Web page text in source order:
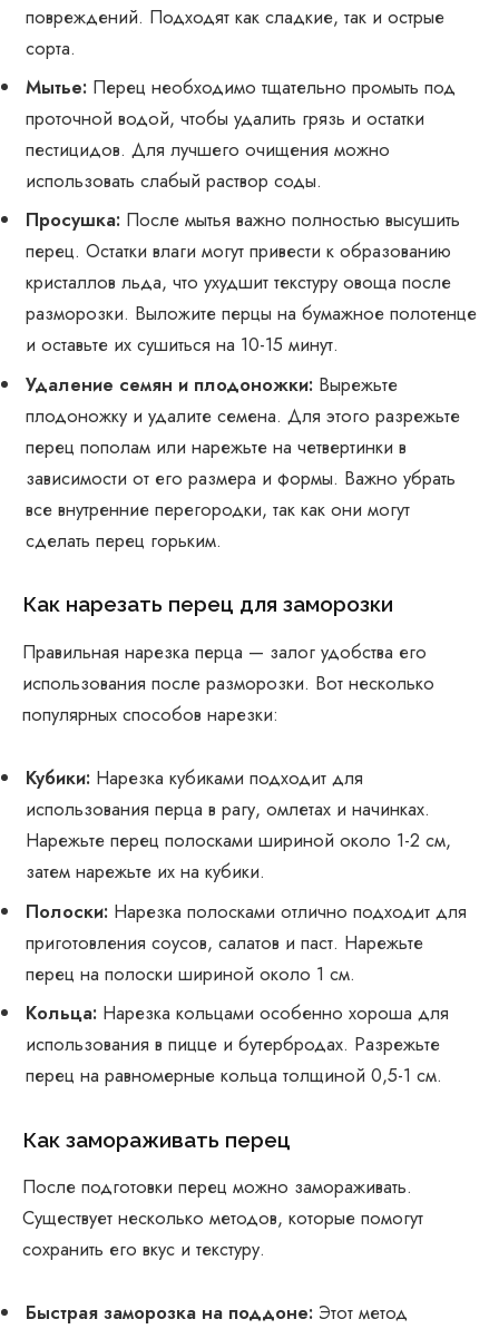
повреждений. Подходят как сладкие, так и острые
сорта.
Мытье: Перец необходимо тщательно промыть под
проточной водой, чтобы удалить грязь и остатки
пестицидов. Для лучшего очищения можно
использовать слабый раствор соды.
Просушка: После мытья важно полностью высушить
перец. Остатки влаги могут привести к образованию
кристаллов льда, что ухудшит текстуру овоща после
разморозки. Выложите перцы на бумажное полотенце
и оставьте их сушиться на 10-15 минут.
Удаление семян и плодоножки: Вырежьте
плодоножку и удалите семена. Для этого разрежьте
перец пополам или нарежьте на четвертинки в
зависимости от его размера и формы. Важно убрать
все внутренние перегородки, так как они могут
сделать перец горьким.
Как нарезать перец для заморозки
Правильная нарезка перца — залог удобства его
использования после разморозки. Вот несколько
популярных способов нарезки:
Кубики: Нарезка кубиками подходит для
использования перца в рагу, омлетах и начинках.
Нарежьте перец полосками шириной около 1-2 см,
затем нарежьте их на кубики.
Полоски: Нарезка полосками отлично подходит для
приготовления соусов, салатов и паст. Нарежьте
перец на полоски шириной около 1 см.
Кольца: Нарезка кольцами особенно хороша для
использования в пицце и бутербродах. Разрежьте
перец на равномерные кольца толщиной 0,5-1 см.
Как замораживать перец
После подготовки перец можно замораживать.
Существует несколько методов, которые помогут
сохранить его вкус и текстуру.
Быстрая заморозка на поддоне: Этот метод